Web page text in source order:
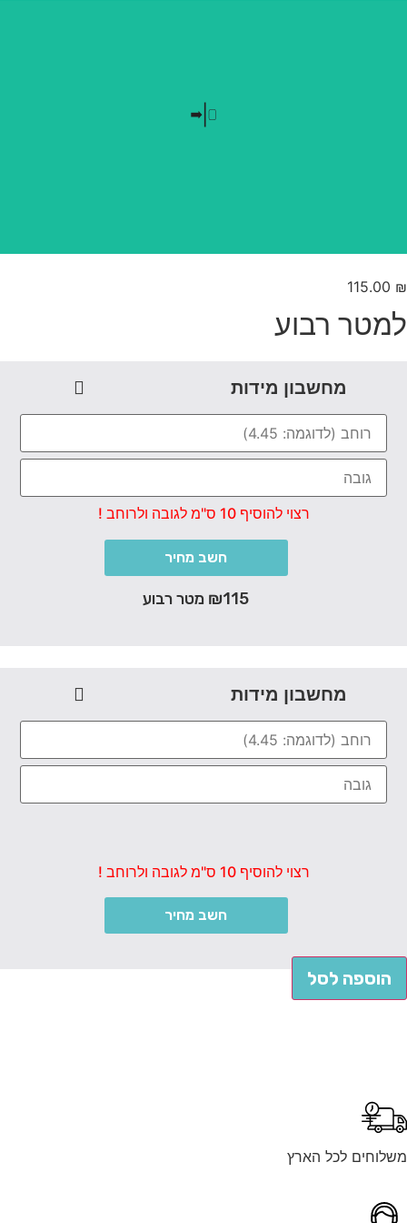
בלי חזרתיות
115.00
רבוע
מחשבון מידות
רצוי להוסיף 10 ס"מ לגובה ולרוחב !
חשב מחיר
₪115 מטר רבוע
מחשבון מידות
רצוי להוסיף 10 ס"מ לגובה ולרוחב !
חשב מחיר
הוספה לסל
לכל הארץ